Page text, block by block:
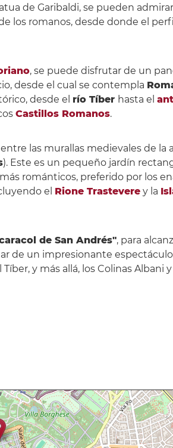
de Garibaldi, se pueden
los romanos, desde donde el
, se puede disfrutar de un
desde el cual se contempla
desde el río Tíber hasta el
Castillos Romanos.
entre las murallas medievales de la
). Este es un pequeño jardín
románticos, preferido por los
el Rione Trasteverey la
de San Andrés", para
de un impresionante
y más allá, los Colinas Albani